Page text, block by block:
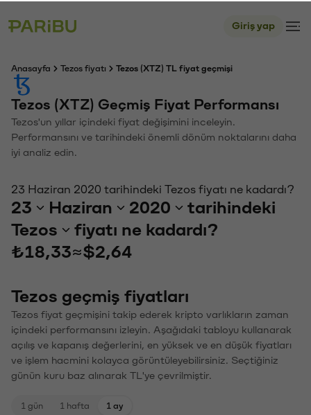
Giriş yap
Anasayfa Tezos fiyatı Tezos (XTZ) TL fiyat geçmişi
Tezos (XTZ) Geçmiş Fiyat Performansı
Tezos'un yıllar içindeki fiyat değişimini inceleyin.
Performansını ve tarihindeki önemli dönüm noktalarını daha
iyi analiz edin.
23 Haziran 2020 tarihindeki Tezos fiyatı ne kadardı?
23 Haziran 2020
tarihindeki
Tezos
fiyatı ne kadardı?
₺18,33≈$2,64
Tezos geçmiş fiyatları
Tezos fiyat geçmişini takip ederek kripto varlıkların zaman
içindeki performansını izleyin. Aşağıdaki tabloyu kullanarak
açılış ve kapanış değerlerini, en yüksek ve en düşük fiyatları
ve işlem hacmini kolayca görüntüleyebilirsiniz. Seçtiğiniz
günün kuru baz alınarak TL'ye çevrilmiştir.
1 gün 1 hafta 1 ay